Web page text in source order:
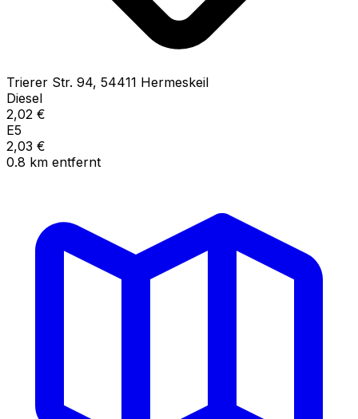
Trierer Str. 94, 54411 Hermeskeil
Diesel
2,02 €
E5
2,03 €
0.8 km entfernt